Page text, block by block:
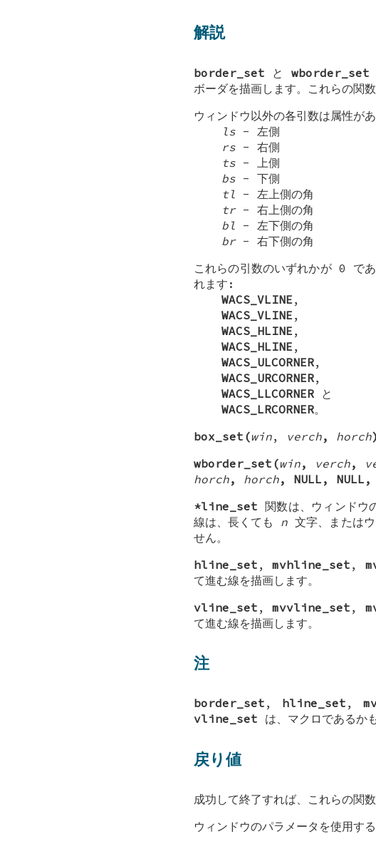
解説
border_set と wborder_set
ボーダを描画します。これらの関
ウィンドウ以外の各引数は属性が
ls- 左側
rs- 右側
ts- 上側
bs- 下側
tl - 左上側の角
tr- 右上側の角
bl - 左下側の角
br- 右下側の角
これらの引数のいずれかが 0 で
れます:
WACS_VLINE ,
WACS_VLINE ,
WACS_HLINE ,
WACS_HLINE ,
WACS_ULCORNER,
WACS_URCORNER,
WACS_LLCORNERと
WACS_LRCORNER。
box_set(win, verch, horch
wborder_set(win, verch,
horch, horch, NULL, NULL,
*line_set 関数は、ウィンドウ
線は、長くても n 文字、または
せん。
hline_set ,mvhline_set ,
て進む線を描画します。
vline_set ,mvvline_set ,
て進む線を描画します。
注
border_set , hline_set ,
vline_set は、マクロであるか
戻り値
成功して終了すれば、これらの関
ウィンドウのパラメータを使用